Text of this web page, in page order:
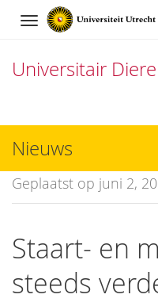
Navigation
Universitair
naar
inhoud
Nieuws
Geplaatst op juni 2,
Staart- en
steeds